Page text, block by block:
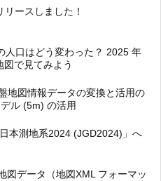
ースしました！
人口はどう変わった？ 2025 年
図で見てみよう
地図情報データの変換と活用の
ル (5m) の活用
本測地系2024 (JGD2024)」へ
図データ（地図XML フォーマッ